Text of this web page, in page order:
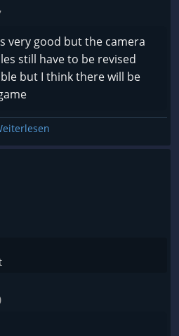
very good but the camera
still have to be revised
but I think there will be